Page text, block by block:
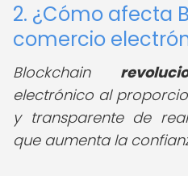
2. ¿Cómo afecta
comercio
Blockchain
electrónico al
y transparente de
que aumenta la